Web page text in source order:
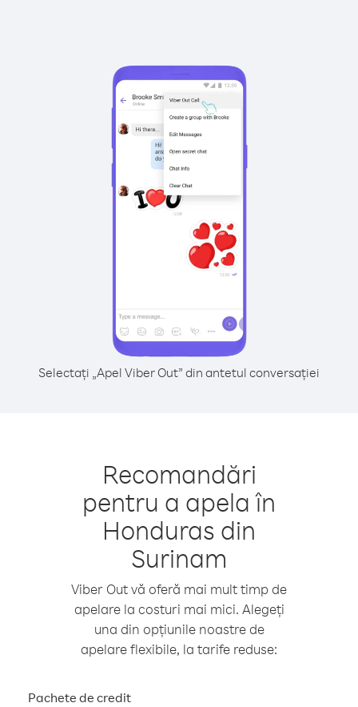
Selectați „Apel Viber Out” din antetul conversației
Recomandări
pentru a apela în
Honduras din
Surinam
Viber Out vă oferă mai mult timp de
apelare la costuri mai mici. Alegeți
una din opțiunile noastre de
apelare flexibile, la tarife reduse:
Pachete de credit